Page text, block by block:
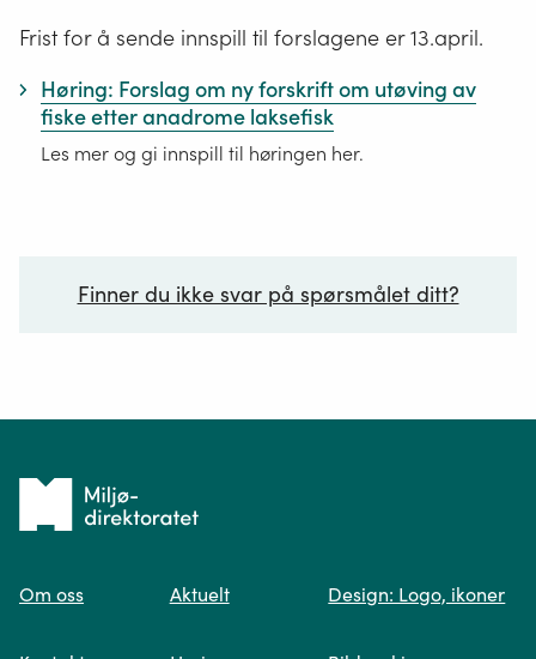
Frist for å sende innspill til forslagene er 13.april.
Høring: Forslag om ny forskrift om utøving av
fiske etter anadrome laksefisk
Les mer og gi innspill til høringen her.
Finner du ikke svar på spørsmålet ditt?
Tilbake
forsiden
Om oss Aktuelt Design: Logo, ikoner